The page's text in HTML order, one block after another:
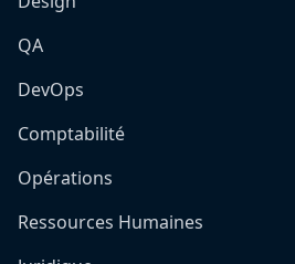
QA
DevOps
Comptabilité
Opérations
Ressources Humaines